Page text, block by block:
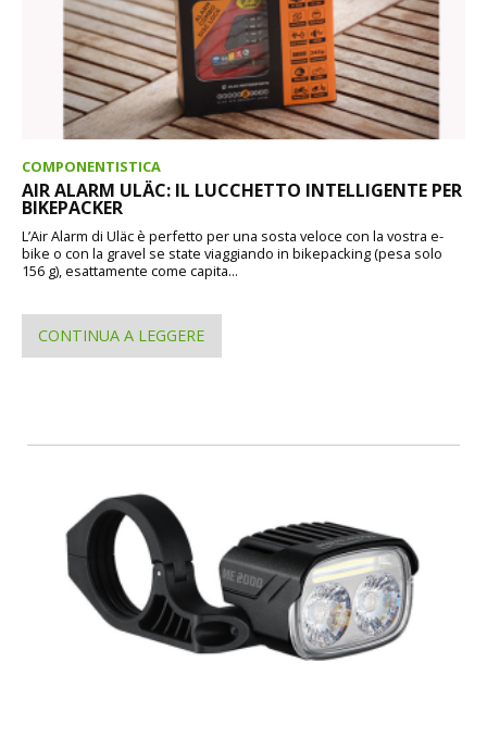
COMPONENTISTICA
AIR ALARM ULÄC: IL LUCCHETTO INTELLIGENTE PER
BIKEPACKER
L’Air Alarm di Uläc è perfetto per una sosta veloce con la vostra e-
bike o con la gravel se state viaggiando in bikepacking (pesa solo
156 g), esattamente come capita...
CONTINUA A LEGGERE